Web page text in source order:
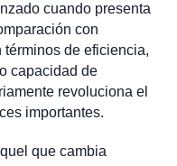
cuando presenta
con
de eficiencia,
capacidad de
revoluciona el
importantes.
que cambia